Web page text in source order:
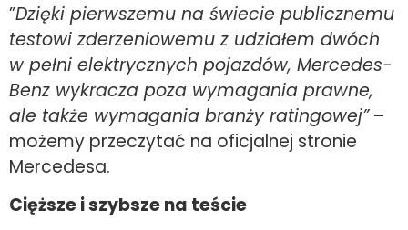
”Dzięki pierwszemu na świecie publicznemu
testowi zderzeniowemu z udziałem dwóch
w pełni elektrycznych pojazdów, Mercedes-
Benz wykracza poza wymagania prawne,
ale także wymagania branży ratingowej”–
możemy przeczytać na oficjalnej stronie
Mercedesa.
Cięższe i szybsze na teście